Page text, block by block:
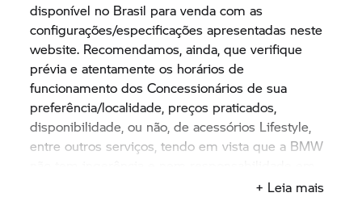
disponível no Brasil para venda com as
configurações/especificações apresentadas neste
website. Recomendamos, ainda, que verifique
prévia e atentamente os horários de
funcionamento dos Concessionários de sua
preferência/localidade, preços praticados,
disponibilidade, ou não, de acessórios Lifestyle,
entre outros serviços, tendo em vista que a BMW
relação aos horários, valores, estoque, entre outros
+ Leia mais